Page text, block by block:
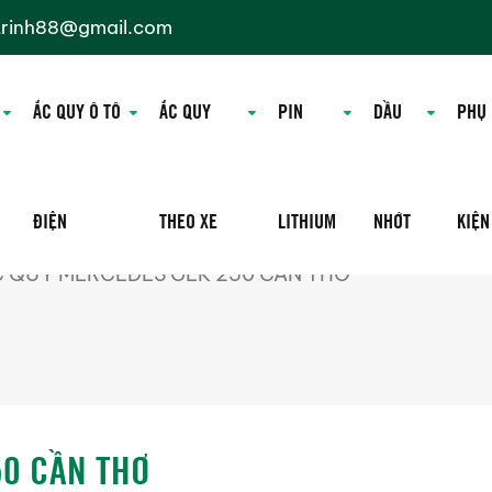
ẮC QUY Ô TÔ
ĐIỆN
ẮC QUY
THEO XE
PIN
LITHIUM
DẦU
NHỚT
PHỤ
KIỆN
QUY MERCEDES GLK 250 CẦN THƠ
CẦN THƠ